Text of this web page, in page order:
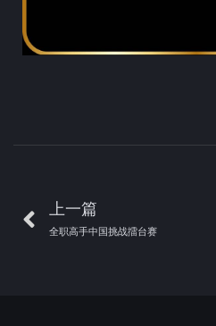
上一篇
全职高手中国挑战擂台赛